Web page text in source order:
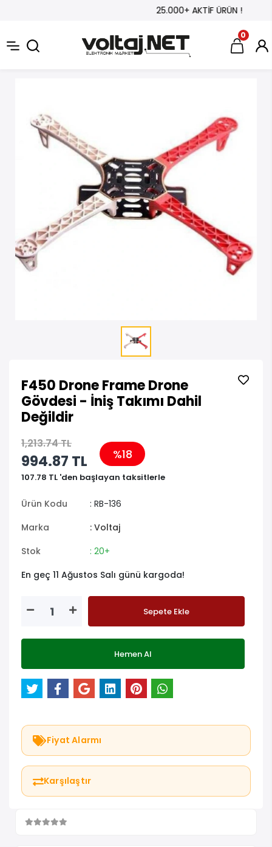
25.000+ AKTİF ÜRÜN !
0
F450 Drone Frame Drone
Gövdesi - İniş Takımı Dahil
Değildir
1,213.74 TL
994.87 TL %18
107.78 TL 'den başlayan taksitlerle
Ürün Kodu
: RB-136
Marka
: Voltaj
Stok
: 20+
En geç 11 Ağustos Salı günü kargoda!
Sepete Ekle
Hemen Al
Fiyat Alarmı
Karşılaştır